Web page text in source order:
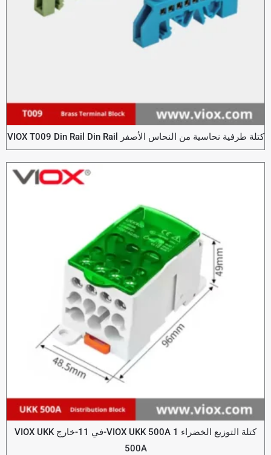
كتلة طرفية نحاسية من النحاس الأصفر VIOX T009 Din Rail Din Rail
كتلة التوزيع الخضراء VIOX UKK 500A 1-في 11-خارج VIOX UKK
500A